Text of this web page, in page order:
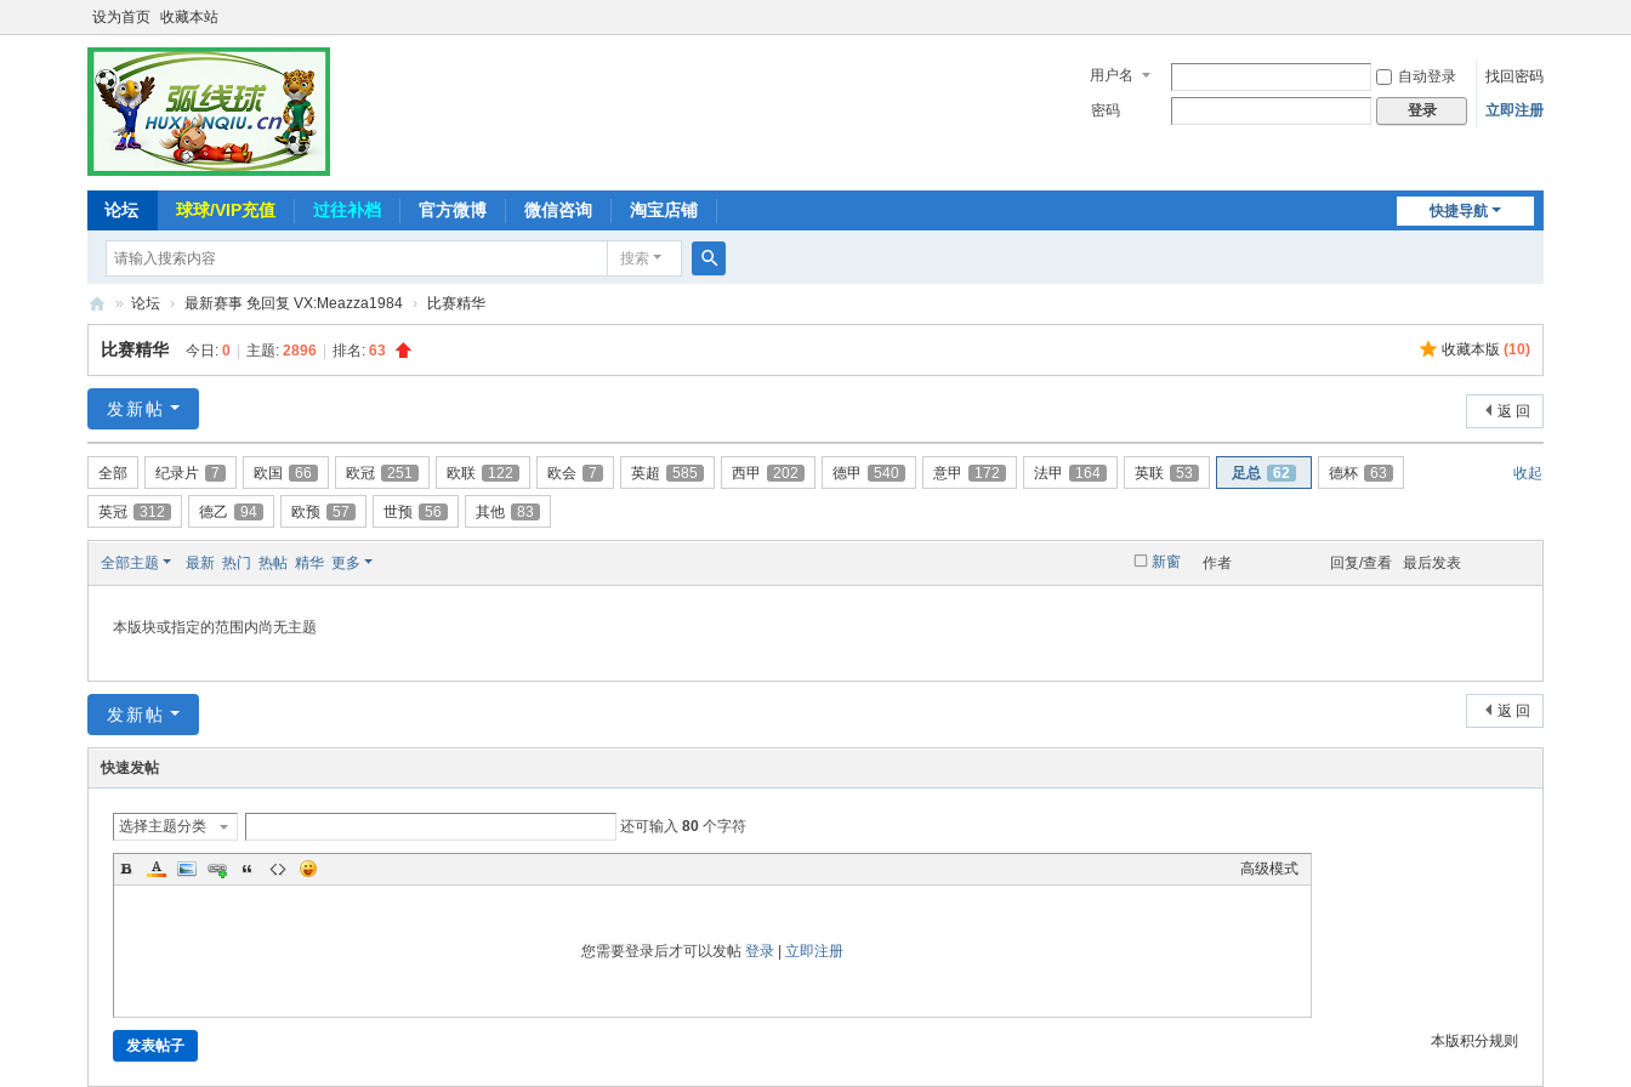
设为首页 收藏本站
用户名 自动登录
找回密码
密码
登录 立即注册
快捷导航
论坛 球球/VIP充值 过往补档 官方微博 微信咨询 淘宝店铺
搜索
索
弧
线
-
追
求
致
» 论坛 › 最新赛事 免回复 VX:Meazza1984 › 比赛精华
收藏本版 (10)
比赛精华 今日: 0 主题: 2896 排名: 63
返 回
发新帖
收起
全部 纪录片 7 欧国 66 欧冠 251 欧联 122 欧会 7 英超 585 西甲 202 德甲 540 意甲 172 法甲 164 英联 53 足总 62 德杯 63
英冠 312 德乙 94 欧预 57 世预 56 其他 83
新窗
全部主题 最新 热门 热帖 精华 更多 作者 回复/查看 最后发表
本版块或指定的范围内尚无主题
返 回
发新帖
快速发帖
选择主题分类 还可输入 80 个字符
高级模式
您需要登录后才可以发帖 登录 立即注册
本版积分规则
发表帖子